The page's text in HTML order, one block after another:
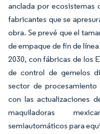
anclada por ecosistemas
fabricantes que se
obra. Se prevé que el
de empaque de fin de
2030, con fábricas de los
de control de gemelos
sector de
con las actualizaciones
maquiladoras
semiautomáticos para